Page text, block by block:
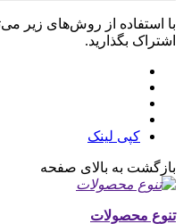
با استفاده از روش‌های زیر
اشتراک بگذارید.
کپی لینک
بازگشت به بالای صفحه
تنوع محصولات